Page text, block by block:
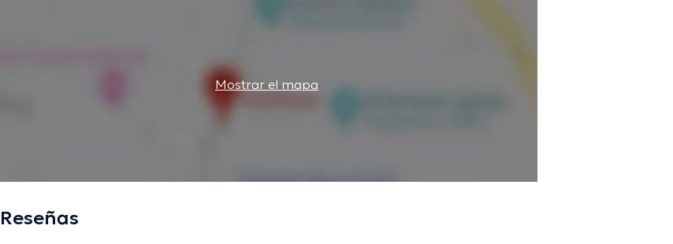
Mostrar el mapa
Reseñas